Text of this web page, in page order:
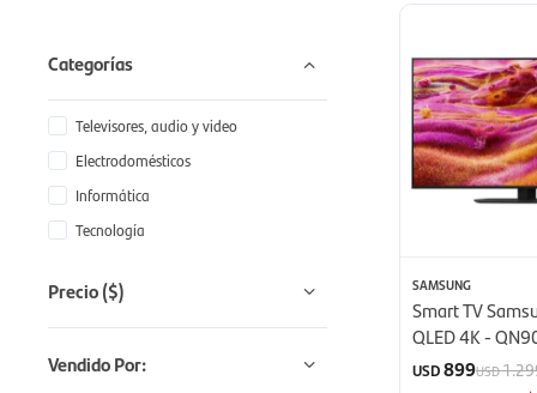
SAMSUNG
Smart TV
QLED 4K -
(2025)
USD899USD
Categorías
Televisores, audio y video
Electrodomésticos
Informática
Tecnología
Precio($)
Vendido Por: